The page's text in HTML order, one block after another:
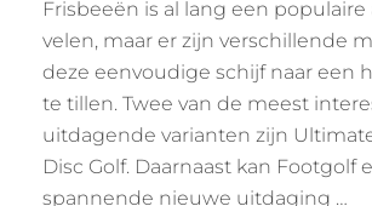
Frisbeeën is al lang een
velen, maar er zijn verschillende
deze eenvoudige schijf naar een
te tillen. Twee van de meest
uitdagende varianten zijn
Disc Golf. Daarnaast kan Footgolf
spannende nieuwe uitdaging …